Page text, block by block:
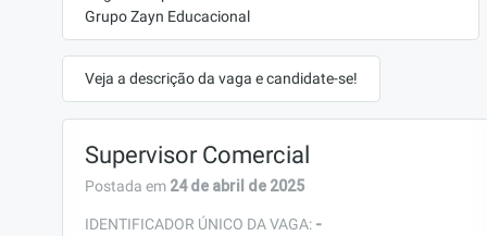
Grupo Zayn Educacional
Veja a descrição da vaga e candidate-se!
Supervisor Comercial
Postada em 24 de abril de 2025
IDENTIFICADOR ÚNICO DA VAGA: -